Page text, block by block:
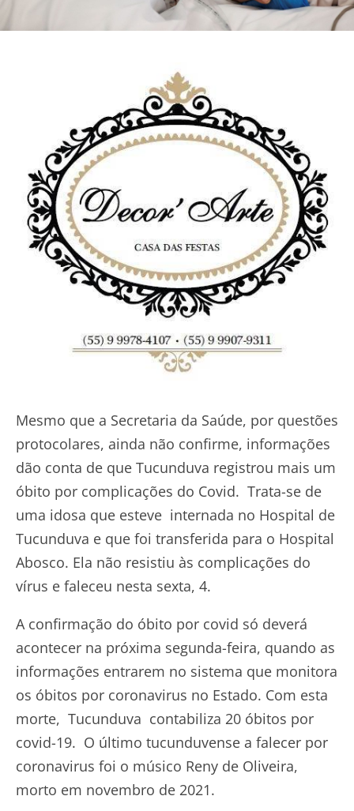
Mesmo que a Secretaria da Saúde, por questões
protocolares, ainda não confirme, informações
dão conta de que Tucunduva registrou mais um
óbito por complicações do Covid. Trata-se de
uma idosa que esteve internada no Hospital de
Tucunduva e que foi transferida para o Hospital
Abosco. Ela não resistiu às complicações do
vírus e faleceu nesta sexta, 4.
A confirmação do óbito por covid só deverá
acontecer na próxima segunda-feira, quando as
informações entrarem no sistema que monitora
os óbitos por coronavirus no Estado. Com esta
morte, Tucunduva contabiliza 20 óbitos por
covid-19. O último tucunduvense a falecer por
coronavirus foi o músico Reny de Oliveira,
morto em novembro de 2021.